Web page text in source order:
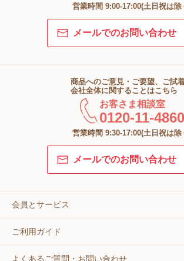
営業時間 9:00-17:00(土日祝は除
メールでのお問い合わせ
商品へのご意見・ご要望、ご試着
会社全体に関することはこちら
お客さま相談室
0120-11-4860
営業時間 9:30-17:00(土日祝は除
メールでのお問い合わせ
会員とサービス
ご利用ガイド
よくあるご質問・お問い合わせ